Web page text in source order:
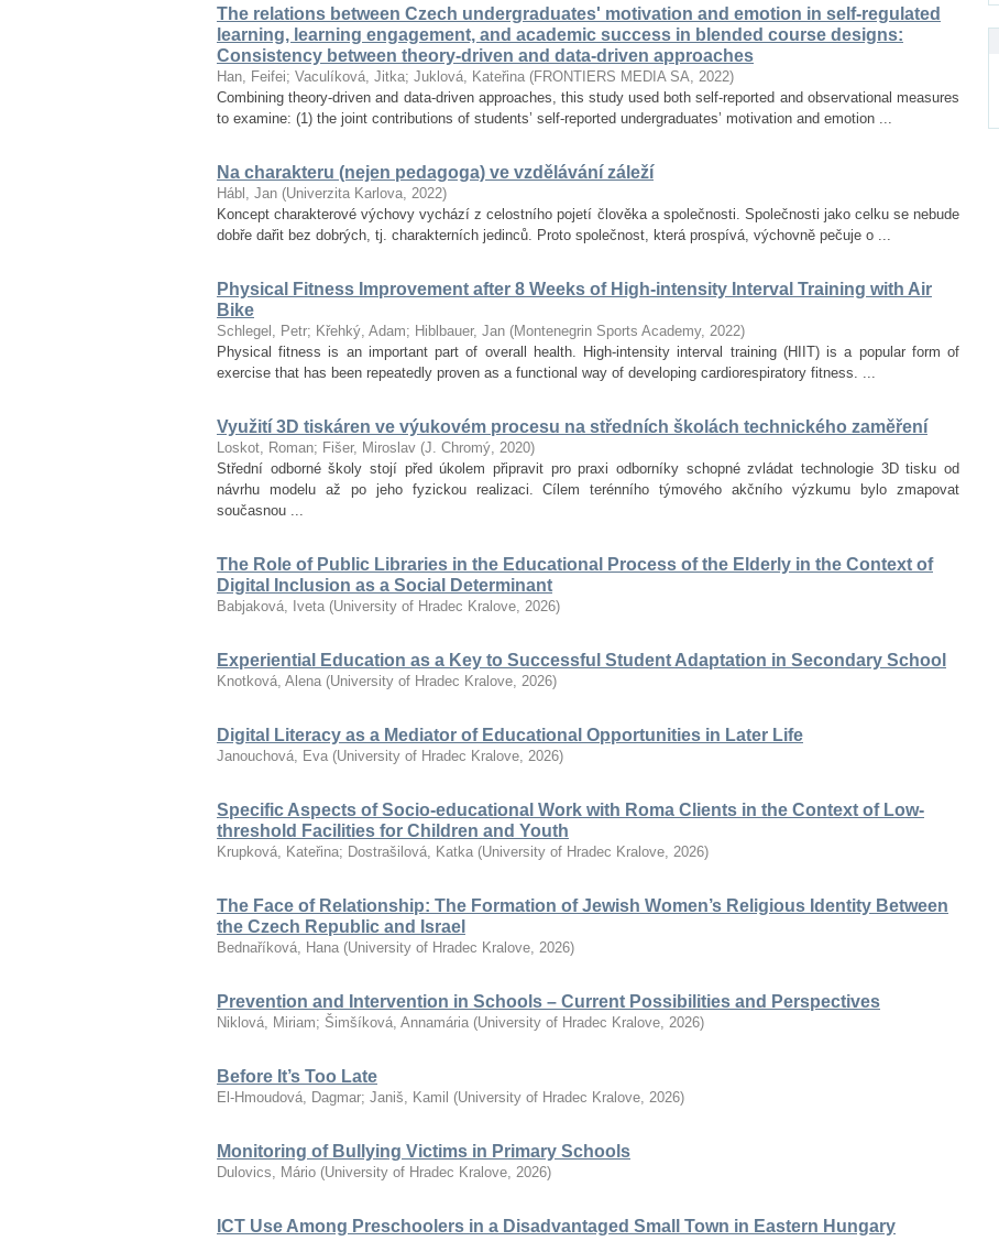
The relations between Czech undergraduates' motivation and emotion in self-regulated
learning, learning engagement, and academic success in blended course designs:
Consistency between theory-driven and data-driven approaches
Han, Feifei; Vaculíková, Jitka; Juklová, Kateřina (FRONTIERS MEDIA SA, 2022)
Combining theory-driven and data-driven approaches, this study used both self-reported and observational measures
to examine: (1) the joint contributions of students’ self-reported undergraduates’ motivation and emotion ...
Na charakteru (nejen pedagoga) ve vzdělávání záleží
Hábl, Jan (Univerzita Karlova, 2022)
Koncept charakterové výchovy vychází z celostního pojetí člověka a společnosti. Společnosti jako celku se nebude
dobře dařit bez dobrých, tj. charakterních jedinců. Proto společnost, která prospívá, výchovně pečuje o ...
Physical Fitness Improvement after 8 Weeks of High-intensity Interval Training with Air
Bike
Schlegel, Petr; Křehký, Adam; Hiblbauer, Jan (Montenegrin Sports Academy, 2022)
Physical fitness is an important part of overall health. High-intensity interval training (HIIT) is a popular form of
exercise that has been repeatedly proven as a functional way of developing cardiorespiratory fitness. ...
Využití 3D tiskáren ve výukovém procesu na středních školách technického zaměření
Loskot, Roman; Fišer, Miroslav (J. Chromý, 2020)
Střední odborné školy stojí před úkolem připravit pro praxi odborníky schopné zvládat technologie 3D tisku od
návrhu modelu až po jeho fyzickou realizaci. Cílem terénního týmového akčního výzkumu bylo zmapovat
současnou ...
The Role of Public Libraries in the Educational Process of the Elderly in the Context of
Digital Inclusion as a Social Determinant
Babjaková, Iveta (University of Hradec Kralove, 2026)
Experiential Education as a Key to Successful Student Adaptation in Secondary School
Knotková, Alena (University of Hradec Kralove, 2026)
Digital Literacy as a Mediator of Educational Opportunities in Later Life
Janouchová, Eva (University of Hradec Kralove, 2026)
Specific Aspects of Socio-educational Work with Roma Clients in the Context of Low-
threshold Facilities for Children and Youth
Krupková, Kateřina; Dostrašilová, Katka (University of Hradec Kralove, 2026)
The Face of Relationship: The Formation of Jewish Women’s Religious Identity Between
the Czech Republic and Israel
Bednaříková, Hana (University of Hradec Kralove, 2026)
Prevention and Intervention in Schools – Current Possibilities and Perspectives
Niklová, Miriam; Šimšíková, Annamária (University of Hradec Kralove, 2026)
Before It’s Too Late
El-Hmoudová, Dagmar; Janiš, Kamil (University of Hradec Kralove, 2026)
Monitoring of Bullying Victims in Primary Schools
Dulovics, Mário (University of Hradec Kralove, 2026)
ICT Use Among Preschoolers in a Disadvantaged Small Town in Eastern Hungary